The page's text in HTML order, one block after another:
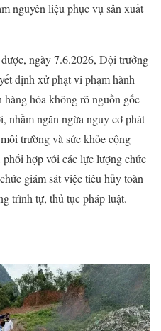
nguyên liệu phục vụ sản xuất
ngày 7.6.2026, Đội trưởng
định xử phạt vi phạm hành
hóa không rõ nguồn gốc
nhằm ngăn ngừa nguy cơ phát
trường và sức khỏe cộng
hợp với các lực lượng chức
giám sát việc tiêu hủy toàn
trình tự, thủ tục pháp luật.